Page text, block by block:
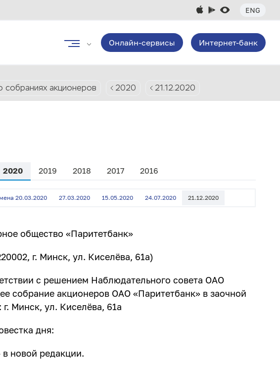
ENG
Онлайн-сервисы Интернет-банк
акционеров 2020 21.12.2020
2020 2019 2018 2017 2016
20.03.2020 27.03.2020 15.05.2020 24.07.2020 21.12.2020
общество «Паритетбанк»
г. Минск, ул. Киселёва, 61а)
с решением Наблюдательного совета ОАО
собрание акционеров ОАО «Паритетбанк» в заочной
Минск, ул. Киселёва, 61а
дня:
новой редакции.